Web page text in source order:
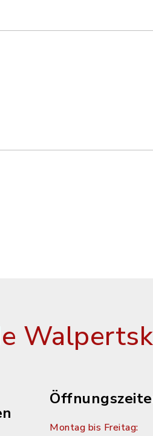
Montag bis Freitag: